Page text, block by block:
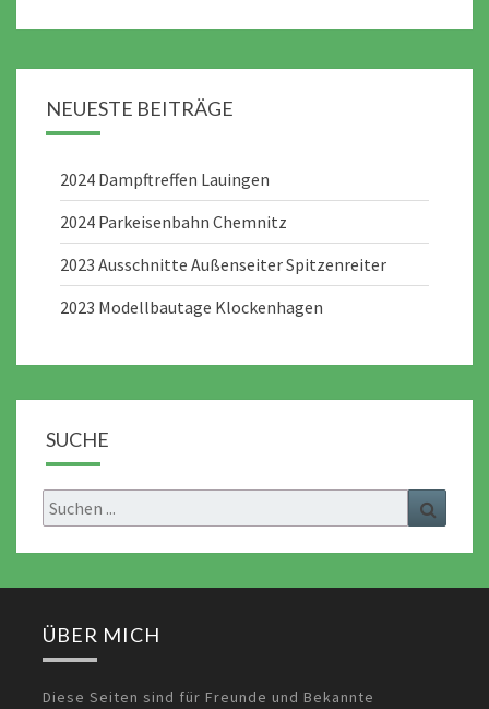
NEUESTE BEITRÄGE
2024 Dampftreffen Lauingen
2024 Parkeisenbahn Chemnitz
2023 Ausschnitte Außenseiter Spitzenreiter
2023 Modellbautage Klockenhagen
SUCHE
Search
for:
ÜBER MICH
Diese Seiten sind für Freunde und Bekannte